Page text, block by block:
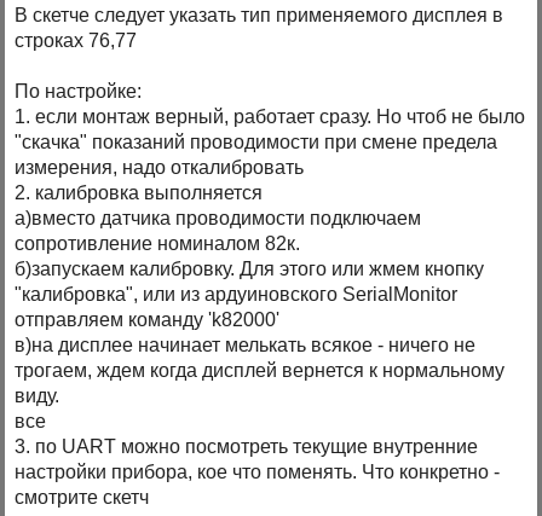
В скетче следует указать тип применяемого дисплея в
строках 76,77
По настройке:
1. если монтаж верный, работает сразу. Но чтоб не было
"скачка" показаний проводимости при смене предела
измерения, надо откалибровать
2. калибровка выполняется
а)вместо датчика проводимости подключаем
сопротивление номиналом 82к.
б)запускаем калибровку. Для этого или жмем кнопку
"калибровка", или из ардуиновского SerialMonitor
отправляем команду 'k82000'
в)на дисплее начинает мелькать всякое - ничего не
трогаем, ждем когда дисплей вернется к нормальному
виду.
все
3. по UART можно посмотреть текущие внутренние
настройки прибора, кое что поменять. Что конкретно -
смотрите скетч